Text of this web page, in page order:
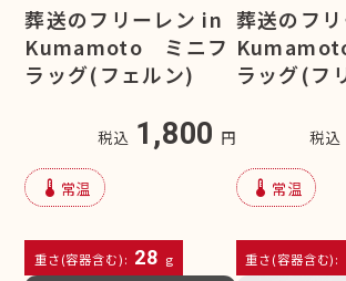
葬送のフリーレン in
Kumamoto ミニフ
ラッグ(フェルン)
税込 1,800 円
device_thermostat 常温
重さ(容器含む): 28 g
葬送のフ
ラッグ(フ
税込
device_thermostat 常温
重さ(容器含む):